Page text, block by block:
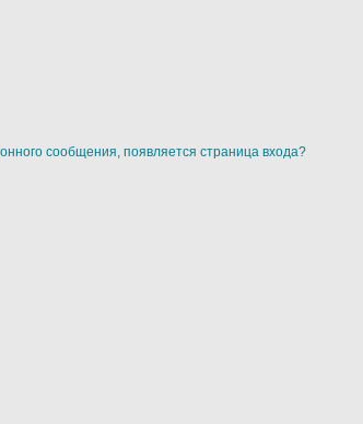
сообщения, появляется страница входа?